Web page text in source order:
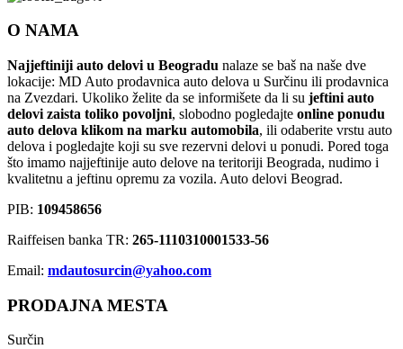
O NAMA
Najjeftiniji auto delovi u Beogradu nalaze se baš na naše dve
lokacije: MD Auto prodavnica auto delova u Surčinu ili prodavnica
na Zvezdari. Ukoliko želite da se informišete da li su jeftini auto
delovi zaista toliko povoljni, slobodno pogledajte online ponudu
auto delova klikom na marku automobila, ili odaberite vrstu auto
delova i pogledajte koji su sve rezervni delovi u ponudi. Pored toga
što imamo najjeftinije auto delove na teritoriji Beograda, nudimo i
kvalitetnu a jeftinu opremu za vozila. Auto delovi Beograd.
PIB: 109458656
Raiffeisen banka TR: 265-1110310001533-56
Email: mdautosurcin@yahoo.com
PRODAJNA MESTA
Surčin